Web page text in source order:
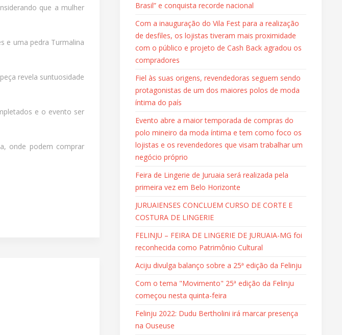
que a mulher
e uma pedra Turmalina
revela suntuosidade
e o evento ser
onde podem comprar
Brasil” e conquista recorde nacional
Com a inauguração do Vila Fest para a realização
de desfiles, os lojistas tiveram mais proximidade
com o público e projeto de Cash Back agradou os
compradores
Fiel às suas origens, revendedoras seguem sendo
protagonistas de um dos maiores polos de moda
íntima do país
Evento abre a maior temporada de compras do
polo mineiro da moda íntima e tem como foco os
lojistas e os revendedores que visam trabalhar um
negócio próprio
Feira de Lingerie de Juruaia será realizada pela
primeira vez em Belo Horizonte
JURUAIENSES CONCLUEM CURSO DE CORTE E
COSTURA DE LINGERIE
FELINJU – FEIRA DE LINGERIE DE JURUAIA-MG foi
reconhecida como Patrimônio Cultural
Aciju divulga balanço sobre a 25ª edição da Felinju
Com o tema "Movimento" 25ª edição da Felinju
começou nesta quinta-feira
Felinju 2022: Dudu Bertholini irá marcar presença
na Ouseuse